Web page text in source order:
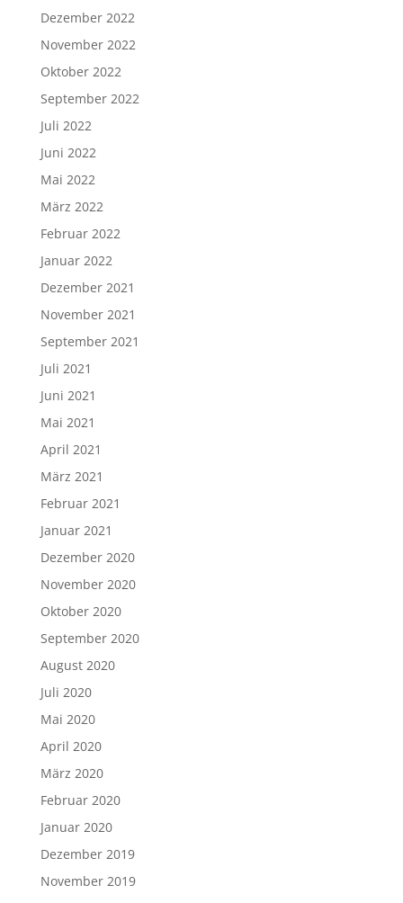
Dezember 2022
November 2022
Oktober 2022
September 2022
Juli 2022
Juni 2022
Mai 2022
März 2022
Februar 2022
Januar 2022
Dezember 2021
November 2021
September 2021
Juli 2021
Juni 2021
Mai 2021
April 2021
März 2021
Februar 2021
Januar 2021
Dezember 2020
November 2020
Oktober 2020
September 2020
August 2020
Juli 2020
Mai 2020
April 2020
März 2020
Februar 2020
Januar 2020
Dezember 2019
November 2019